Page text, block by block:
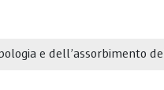
e dell’assorbimento